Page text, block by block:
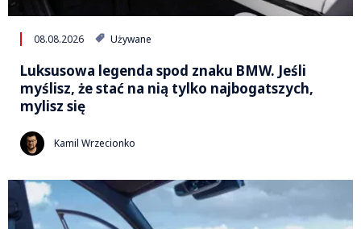
08.08.2026 Używane
Luksusowa legenda spod znaku BMW. Jeśli
myślisz, że stać na nią tylko najbogatszych,
mylisz się
Kamil Wrzecionko